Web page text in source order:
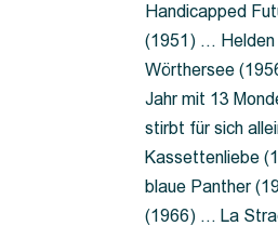
Handicapped
(1951) …
Wörthersee
Jahr mit 13
stirbt für sich
Kassettenliebe
blaue Panther
(1966) … La